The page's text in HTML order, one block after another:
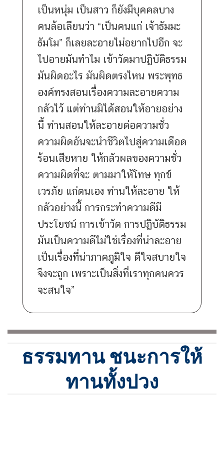
เป็นหนุ่ม เป็นสาว ก็ยังมีบุคคลบาง
คนล้อเลียนว่า “เป็นคนแก่ เจ้าธัมมะ
ธัมโม” ก็เลยละอายไม่อยากไปอีก จะ
ไปอายมันทำไม เข้าวัดมาปฏิบัติธรรม
มันผิดอะไร มันผิดตรงไหน พระพุทธ
องค์ทรงสอนเรื่องความละอายความ
กลัวไว้ แต่ท่านมิได้สอนให้อายอย่าง
นี้ ท่านสอนให้ละอายต่อความชั่ว
ความผิดอันจะนำชีวิตไปสู่ความเดือด
ร้อนเสียหาย ให้กลัวผลของความชั่ว
ความผิดที่จะ ตามมาให้โทษ ทุกข์
เวรภัย แก่ตนเอง ท่านให้ละอาย ให้
กลัวอย่างนี้ การกระทำความดีมี
ประโยชน์ การเข้าวัด การปฏิบัติธรรม
มันเป็นความดีไม่ใช่เรื่องที่น่าละอาย
เป็นเรื่องที่น่าภาคภูมิใจ ดีใจสบายใจ
จึงจะถูก เพราะเป็นสิ่งที่เราทุกคนควร
จะสนใจ”
ธรรมทาน ชนะการให้
ทานทั้งปวง